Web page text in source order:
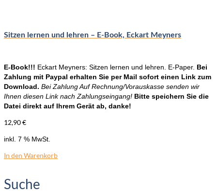
Sitzen lernen und lehren – E-Book, Eckart Meyners
E-Book!!! Eckart Meyners: Sitzen lernen und lehren. E-Paper. Bei
Zahlung mit Paypal erhalten Sie per Mail sofort einen Link zum
Download. Bei Zahlung Auf Rechnung/Vorauskasse senden wir
Ihnen diesen Link nach Zahlungseingang! Bitte speichern Sie die
Datei direkt auf Ihrem Gerät ab, danke!
12,90€
inkl. 7 % MwSt.
In den Warenkorb
Suche